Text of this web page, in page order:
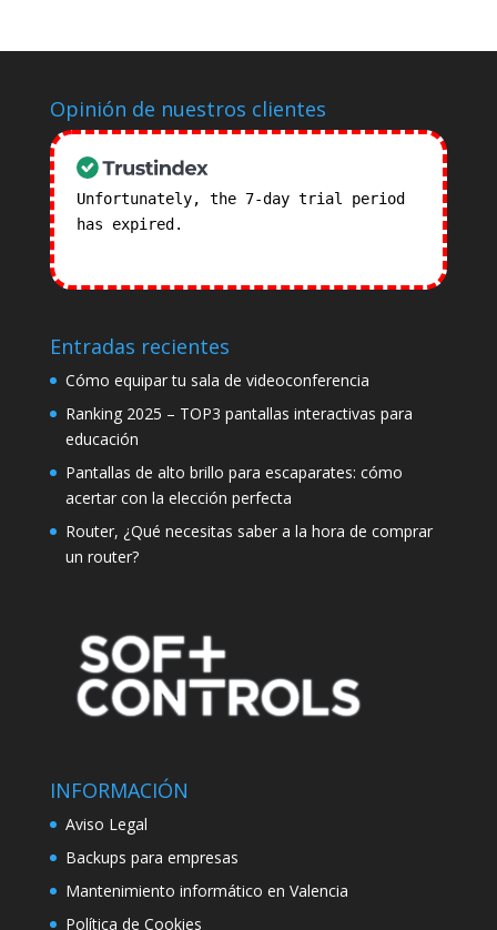
Opinión de nuestros clientes
Unfortunately, the 7-day trial period
has expired.
Entradas recientes
Cómo equipar tu sala de videoconferencia
Ranking 2025 – TOP3 pantallas interactivas para
educación
Pantallas de alto brillo para escaparates: cómo
acertar con la elección perfecta
Router, ¿Qué necesitas saber a la hora de comprar
un router?
INFORMACIÓN
Aviso Legal
Backups para empresas
Mantenimiento informático en Valencia
Política de Cookies